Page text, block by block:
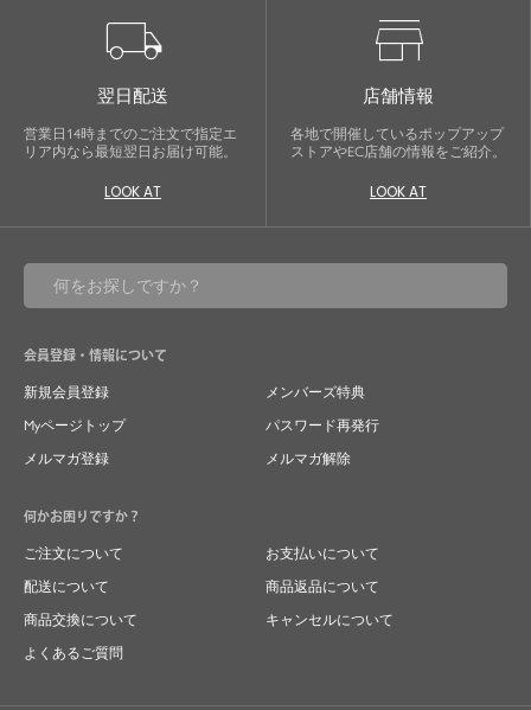
local_shipping
翌日配送
営業日14時までのご注文で指定エ
リア内なら最短翌日お届け可能。
LOOK AT
store
店舗情報
各地で開催しているポップアップ
ストアやEC店舗の情報をご紹介。
LOOK AT
会員登録・情報について
新規会員登録
メンバーズ特典
Myページトップ
パスワード再発行
メルマガ登録
メルマガ解除
何かお困りですか？
ご注文について
お支払いについて
配送について
商品返品について
商品交換について
キャンセルについて
よくあるご質問